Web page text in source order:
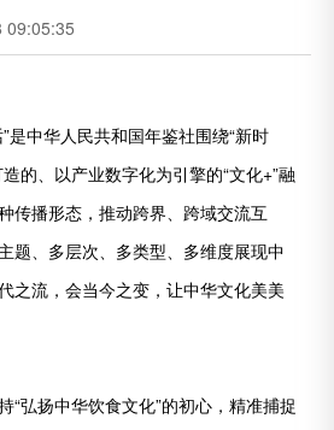
09:05:35
中华人民共和国年鉴社围绕“新时
的、以产业数字化为引擎的“文化+”融
传播形态，推动跨界、跨域交流互
题、多层次、多类型、多维度展现中
之流，会当今之变，让中华文化美美
扬中华饮食文化”的初心，精准捕捉